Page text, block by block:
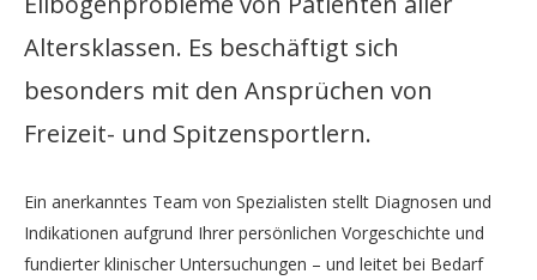
Altersklassen. Es beschäftigt sich
besonders mit den Ansprüchen von
Freizeit- und Spitzensportlern.
Ein anerkanntes Team von Spezialisten stellt Diagnosen und
Indikationen aufgrund Ihrer persönlichen Vorgeschichte und
fundierter klinischer Untersuchungen – und leitet bei Bedarf